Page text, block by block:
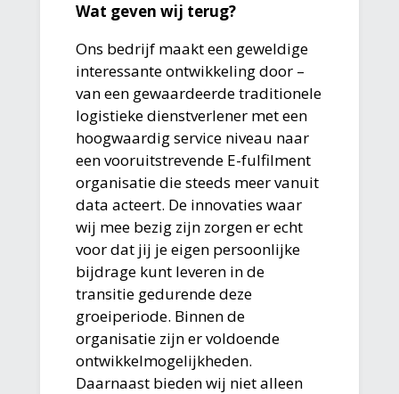
Wat geven wij terug?
Ons bedrijf maakt een geweldige
interessante ontwikkeling door –
van een gewaardeerde traditionele
logistieke dienstverlener met een
hoogwaardig service niveau naar
een vooruitstrevende E-fulfilment
organisatie die steeds meer vanuit
data acteert. De innovaties waar
wij mee bezig zijn zorgen er echt
voor dat jij je eigen persoonlijke
bijdrage kunt leveren in de
transitie gedurende deze
groeiperiode. Binnen de
organisatie zijn er voldoende
ontwikkelmogelijkheden.
Daarnaast bieden wij niet alleen